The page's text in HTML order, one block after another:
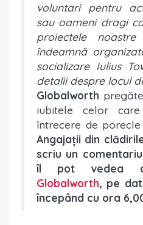
voluntari pentru
sau oameni dragi
proiectele noastre
îndeamnă
socializare Iulius
detalii despre locul
Globalworth
iubitele celor
întrecere de
Angajații din
scriu un
îl pot vedea
Globalworth, pe
începând cu ora